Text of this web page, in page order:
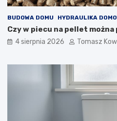
BUDOWA DOMU HYDRAULIKA
Czy w piecu na pellet
4 sierpnia 2026 Tomasz